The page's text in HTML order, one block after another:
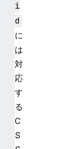
i
d
に
は
対
応
す
る
C
S